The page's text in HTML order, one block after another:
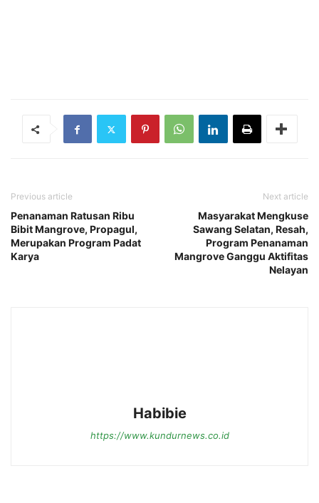
Previous article
Penanaman Ratusan Ribu
Bibit Mangrove, Propagul,
Merupakan Program Padat
Karya
Next article
Masyarakat Mengkuse
Sawang Selatan, Resah,
Program Penanaman
Mangrove Ganggu Aktifitas
Nelayan
Habibie
https://www.kundurnews.co.id